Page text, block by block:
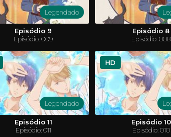
Legendado
Episódio 9
Episódio: 009
Episódio 8
Episódio: 008
Legendado
Episódio 11
Episódio: 011
HD
Episódio 10
Episódio: 010
médio Yugi Muto
Kaiba, em um
ajuda do quebra-
em todo o
outros duelos para
Clarencio, O Otimista
Clarêncio é um menino espirituoso
boas em tudo, e por isso é um
melhores amigos são Jeff, um
Sumo, um menino com um
sempre está ao lado de Clarêncio.
únicas da vida de Clarêncio podem
CARTOON COMÉDIA